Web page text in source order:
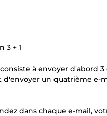
3 + 1
à envoyer d'abord
un quatrième e-
dans chaque e-mail,